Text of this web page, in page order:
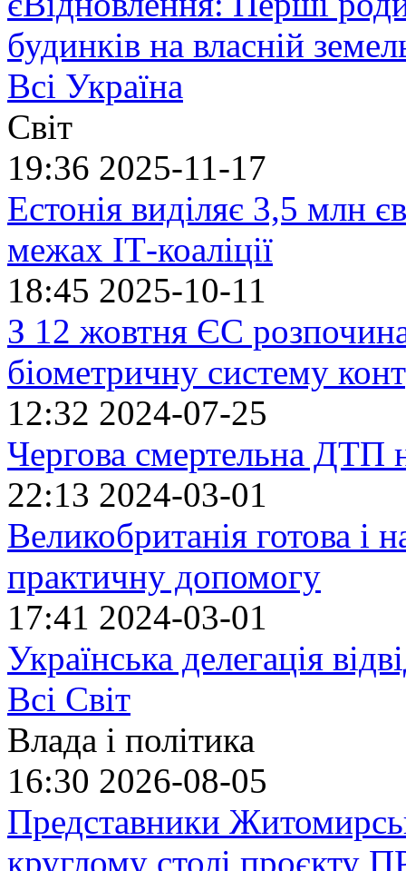
будинків на власній
Всі Україна
Світ
19:36 2025-11-17
Естонія виділяє 3,5 млн
межах ІТ-коаліції
18:45 2025-10-11
З 12 жовтня ЄС
біометричну систему
12:32 2024-07-25
Чергова смертельна ДТП
22:13 2024-03-01
Великобританія готова і
практичну допомогу
17:41 2024-03-01
Українська делегація
Всі Світ
Влада і політика
16:30 2026-08-05
Представники
круглому столі проєкту